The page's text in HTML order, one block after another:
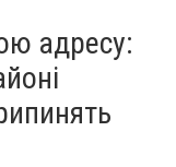
адресу: